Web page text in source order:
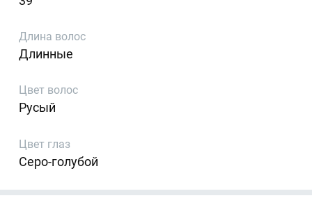
Длина волос
Длинные
Цвет волос
Русый
Цвет глаз
Серо-голубой